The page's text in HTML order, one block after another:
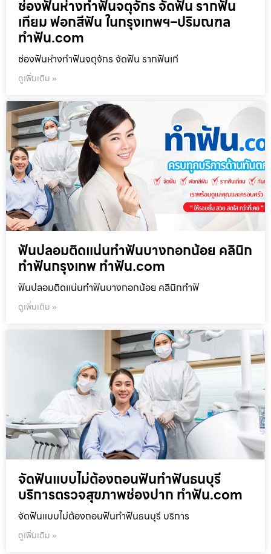
ช่องฟันห่างทำฟันจตุจักร จัดฟัน รากฟัน
เทียม ฟอกสีฟัน ในกรุงเทพฯ–ปริมณฑล
ทำฟัน.com
ช่องฟันห่างทำฟันจตุจักร จัดฟัน รากฟันเที
ดูเพิ่มเติม »
ฟันปลอมติดแน่นทำฟันบางกอกน้อย คลินิก
ทำฟันกรุงเทพ ทำฟัน.com
ฟันปลอมติดแน่นทำฟันบางกอกน้อย คลินิกทำฟั
ดูเพิ่มเติม »
จัดฟันแบบไม่ต้องถอนฟันทำฟันธนบุรี
บริการตรวจสุขภาพช่องปาก ทำฟัน.com
จัดฟันแบบไม่ต้องถอนฟันทำฟันธนบุรี บริการ
ดูเพิ่มเติม »